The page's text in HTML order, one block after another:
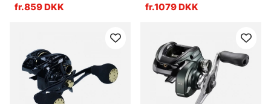
fr.859 DKK
fr.1079 DKK